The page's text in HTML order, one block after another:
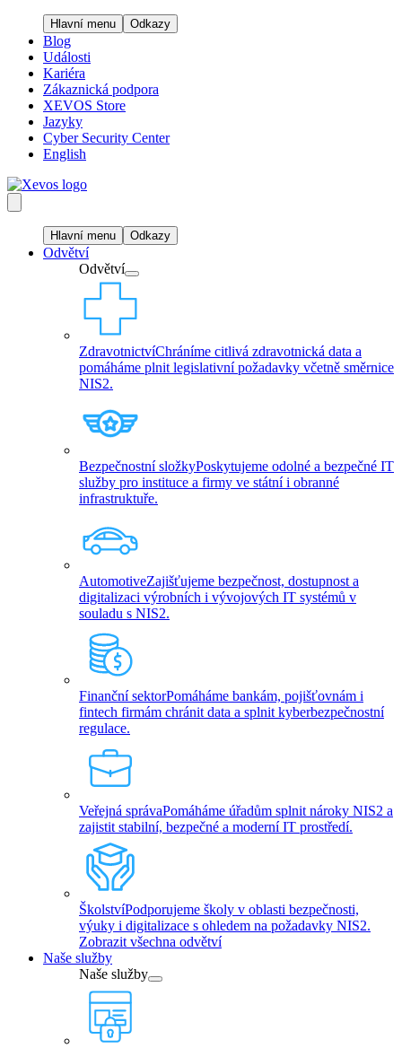
Hlavní menu Odkazy
Blog
Události
Kariéra
Zákaznická podpora
XEVOS Store
Jazyky
Cyber Security Center
English
Hlavní menu Odkazy
Odvětví
Odvětví
ZdravotnictvíChráníme citlivá zdravotnická data a
pomáháme plnit legislativní požadavky včetně směrnice
NIS2.
Bezpečnostní složkyPoskytujeme odolné a bezpečné IT
služby pro instituce a firmy ve státní i obranné
infrastruktuře.
AutomotiveZajišťujeme bezpečnost, dostupnost a
digitalizaci výrobních i vývojových IT systémů v
souladu s NIS2.
Finanční sektorPomáháme bankám, pojišťovnám i
fintech firmám chránit data a splnit kyberbezpečnostní
regulace.
Veřejná správaPomáháme úřadům splnit nároky NIS2 a
zajistit stabilní, bezpečné a moderní IT prostředí.
ŠkolstvíPodporujeme školy v oblasti bezpečnosti,
výuky i digitalizace s ohledem na požadavky NIS2.
Zobrazit všechna odvětví
Naše služby
Naše služby